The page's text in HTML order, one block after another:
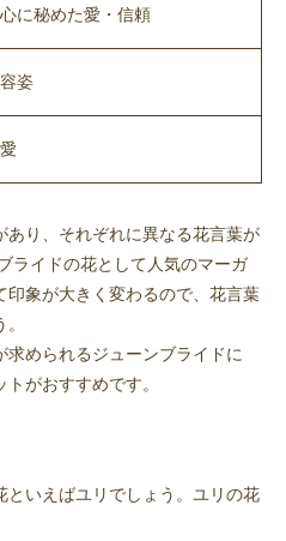
に秘めた愛・信頼
姿
あり、それぞれに異なる花言葉が
ライドの花として人気のマーガ
印象が大きく変わるので、花言葉
。
められるジューンブライドに
がおすすめです。
といえばユリでしょう。ユリの花